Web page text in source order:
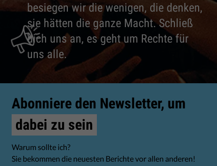
besiegen wir die wenigen, die denken,
sie hätten die ganze Macht. Schließ
dich uns an, es geht um Rechte für
uns alle.
Abonniere den Newsletter, um
dabei zu sein
Warum sollte ich?
Sie bekommen die neuesten Berichte vor allen anderen!